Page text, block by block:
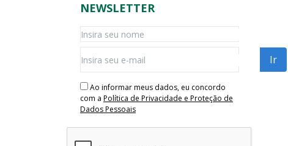
NEWSLETTER
Ao informar meus dados, eu concordo
com a Política de Privacidade e Proteção de
Dados Pessoais